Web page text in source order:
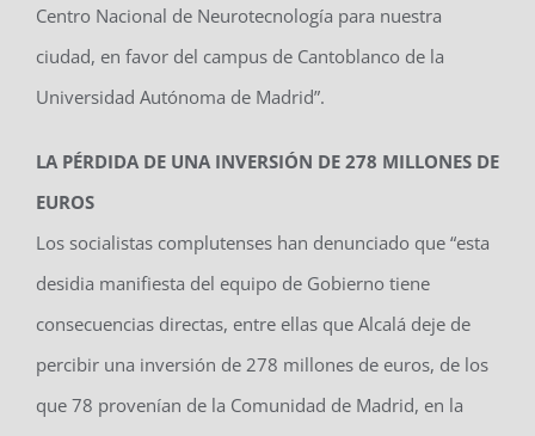
Centro Nacional de Neurotecnología para nuestra
ciudad, en favor del campus de Cantoblanco de la
Universidad Autónoma de Madrid”.
LA PÉRDIDA DE UNA INVERSIÓN DE 278 MILLONES DE
EUROS
Los socialistas complutenses han denunciado que “esta
desidia manifiesta del equipo de Gobierno tiene
consecuencias directas, entre ellas que Alcalá deje de
percibir una inversión de 278 millones de euros, de los
que 78 provenían de la Comunidad de Madrid, en la